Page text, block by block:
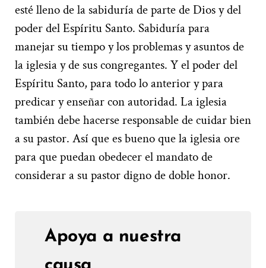
esté lleno de la sabiduría de parte de Dios y del
poder del Espíritu Santo. Sabiduría para
manejar su tiempo y los problemas y asuntos de
la iglesia y de sus congregantes. Y el poder del
Espíritu Santo, para todo lo anterior y para
predicar y enseñar con autoridad. La iglesia
también debe hacerse responsable de cuidar bien
a su pastor. Así que es bueno que la iglesia ore
para que puedan obedecer el mandato de
considerar a su pastor digno de doble honor.
Apoya a nuestra